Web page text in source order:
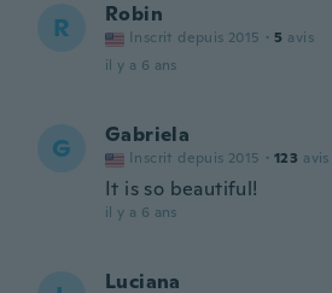
R Robin
Inscrit depuis 2015 · 5 avis
il y a 6 ans
G Gabriela
Inscrit depuis 2015 · 123 avis
It is so beautiful!
il y a 6 ans
Luciana